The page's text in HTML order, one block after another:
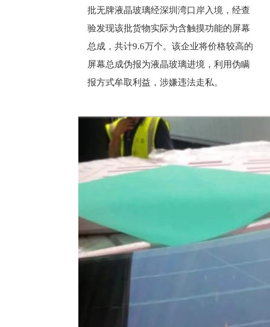
批无牌液晶玻璃经深圳湾口岸入境，经查
验发现该批货物实际为含触摸功能的屏幕
总成，共计9.6万个。该企业将价格较高的
屏幕总成伪报为液晶玻璃进境，利用伪瞒
报方式牟取利益，涉嫌违法走私。